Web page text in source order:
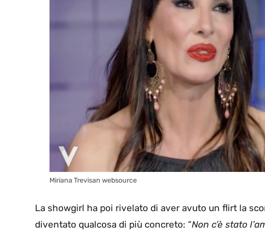
Miriana Trevisan websource
La showgirl ha poi rivelato di aver avuto un flirt la
diventato qualcosa di più concreto: “Non c’è stato